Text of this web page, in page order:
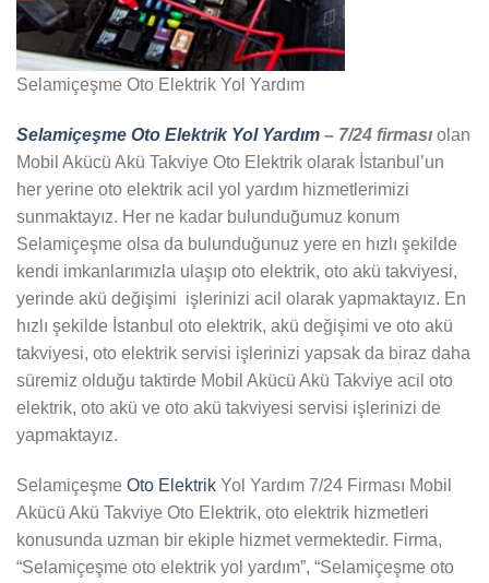
Selamiçeşme Oto Elektrik Yol Yardım
Selamiçeşme Oto Elektrik Yol Yardım – 7/24 firması olan
Mobil Akücü Akü Takviye Oto Elektrik olarak İstanbul’un
her yerine oto elektrik acil yol yardım hizmetlerimizi
sunmaktayız. Her ne kadar bulunduğumuz konum
Selamiçeşme olsa da bulunduğunuz yere en hızlı şekilde
kendi imkanlarımızla ulaşıp oto elektrik, oto akü takviyesi,
yerinde akü değişimi işlerinizi acil olarak yapmaktayız. En
hızlı şekilde İstanbul oto elektrik, akü değişimi ve oto akü
takviyesi, oto elektrik servisi işlerinizi yapsak da biraz daha
süremiz olduğu taktirde Mobil Akücü Akü Takviye acil oto
elektrik, oto akü ve oto akü takviyesi servisi işlerinizi de
yapmaktayız.
Selamiçeşme Oto Elektrik Yol Yardım 7/24 Firması Mobil
Akücü Akü Takviye Oto Elektrik, oto elektrik hizmetleri
konusunda uzman bir ekiple hizmet vermektedir. Firma,
“Selamiçeşme oto elektrik yol yardım”, “Selamiçeşme oto